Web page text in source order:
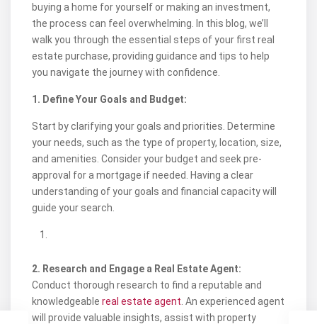
buying a home for yourself or making an investment,
the process can feel overwhelming. In this blog, we’ll
walk you through the essential steps of your first real
estate purchase, providing guidance and tips to help
you navigate the journey with confidence.
1. Define Your Goals and Budget:
Start by clarifying your goals and priorities. Determine
your needs, such as the type of property, location, size,
and amenities. Consider your budget and seek pre-
approval for a mortgage if needed. Having a clear
understanding of your goals and financial capacity will
guide your search.
2. Research and Engage a Real Estate Agent:
Conduct thorough research to find a reputable and
knowledgeable real estate agent . An experienced agent
will provide valuable insights, assist with property